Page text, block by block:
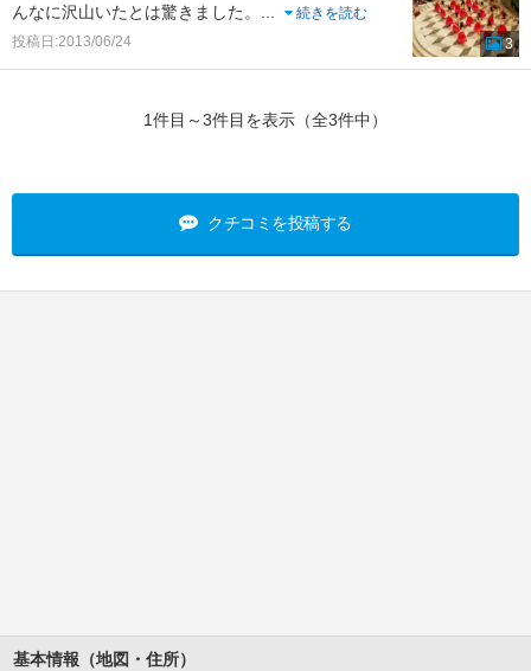
んなに沢山いたとは驚きました。 ...
続きを読む
投稿日:2013/06/24
3
1件目～3件目を表示（全3件中）
クチコミを投稿する
基本情報（地図・住所）